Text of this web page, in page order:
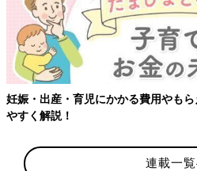
妊娠・出産・育児にかかる費用やも
やすく解説！
連載一